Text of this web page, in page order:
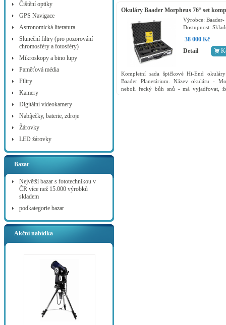
Čištění optiky
GPS Navigace
Astronomická literatura
Sluneční filtry (pro pozorování
chromosféry a fotosféry)
Mikroskopy a bino lupy
Paměťová média
Filtry
Kamery
Digitální videokamery
Nabíječky, baterie, zdroje
Žárovky
LED žárovky
Bazar
Největší bazar s fototechnikou v
ČR více než 15.000 výrobků
skladem
podkategorie bazar
Akční nabídka
moderní okuláry. Skutečné zorné...
Okuláry Baader Morpheus 76° set
Výrobce: Baader-
planetarium
Dostupnost:
38 000 Kč
Detail
Kompletní sada špičkové Hi-End
Baader Planetárium. Název okuláru -
neboli řecký bůh snů - má vyjadřovat,